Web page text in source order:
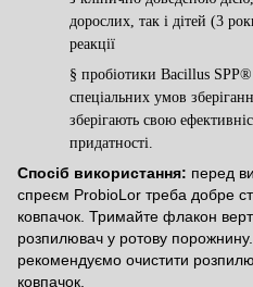
дорослих, так і дітей (3
реакції
§ пробіотики Bacillus SPP®
спеціальних умов
зберігають свою
придатності.
Спосіб використання: перед
спреєм ProbioLor треба добре
ковпачок. Тримайте флакон
розпилювач у ротову
рекомендуємо очистити
ковпачок.